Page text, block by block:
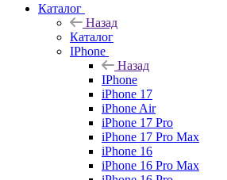
Каталог
Назад
Каталог
IPhone
Назад
IPhone
iPhone 17
iPhone Air
iPhone 17 Pro
iPhone 17 Pro Max
iPhone 16
iPhone 16 Pro Max